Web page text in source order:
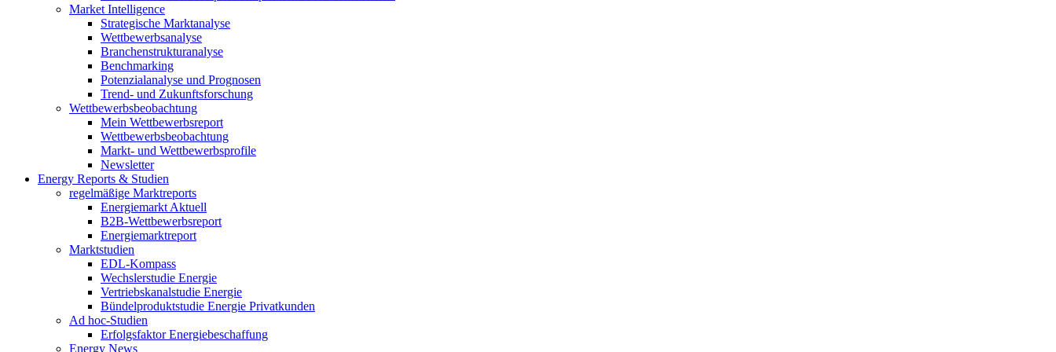
Market Intelligence
Strategische Marktanalyse
Wettbewerbsanalyse
Branchenstrukturanalyse
Benchmarking
Potenzialanalyse und Prognosen
Trend- und Zukunftsforschung
Wettbewerbs­beobachtung
Mein Wettbewerbsreport
Wettbewerbsbeobachtung
Markt- und Wettbewerbsprofile
Newsletter
Energy Reports & Studien
regelmäßige Marktreports
Energiemarkt Aktuell
B2B-Wettbewerbsreport
Energiemarktreport
Marktstudien
EDL-Kompass
Wechslerstudie Energie
Vertriebskanalstudie Energie
Bündelproduktstudie Energie Privatkunden
Ad hoc-Studien
Erfolgsfaktor Energiebeschaffung
Energy News